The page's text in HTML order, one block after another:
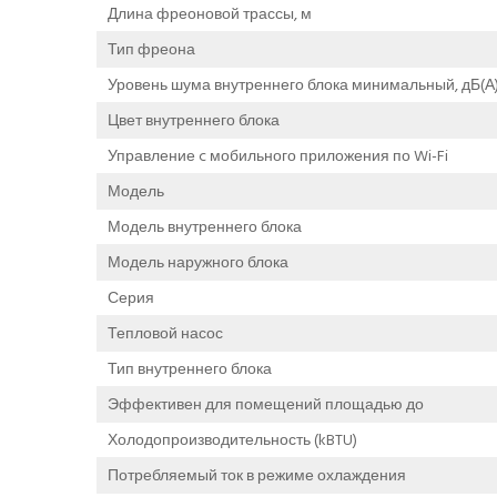
Длина фреоновой трассы, м
Тип фреона
Уровень шума внутреннего блока минимальный,
Цвет внутреннего блока
Управление c мобильного приложения по Wi-Fi
Модель
Модель внутреннего блока
Модель наружного блока
Серия
Тепловой насос
Тип внутреннего блока
Эффективен для помещений площадью до
Холодопроизводительность (kBTU)
Потребляемый ток в режиме охлаждения